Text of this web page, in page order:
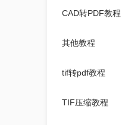
CAD转PDF教程
其他教程
tif转pdf教程
TIF压缩教程